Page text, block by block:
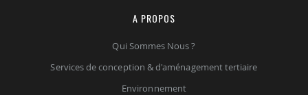
A PROPOS
Qui Sommes Nous ?
Services de conception & d'aménagement tertiaire
Environnement